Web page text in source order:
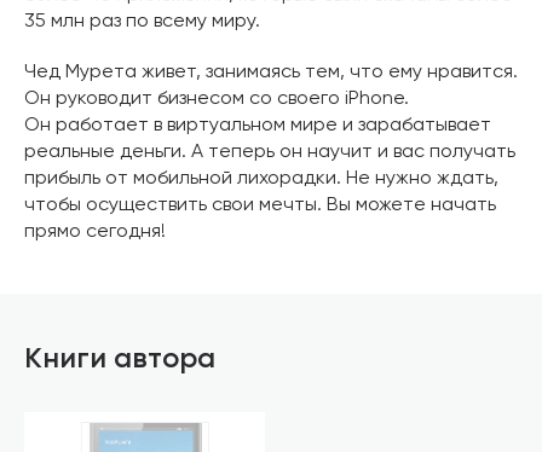
35 млн раз по всему миру.
Чед Мурета живет, занимаясь тем, что ему нравится.
Он руководит бизнесом со своего iPhone.
Он работает в виртуальном мире и зарабатывает
реальные деньги. А теперь он научит и вас получать
прибыль от мобильной лихорадки. Не нужно ждать,
чтобы осуществить свои мечты. Вы можете начать
прямо сегодня!
Книги автора